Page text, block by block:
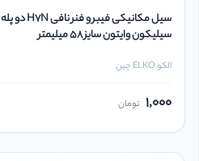
سیلیکون وایتون سایز 58 میلیمتر
الکو ELKO چین
1,000 تومان